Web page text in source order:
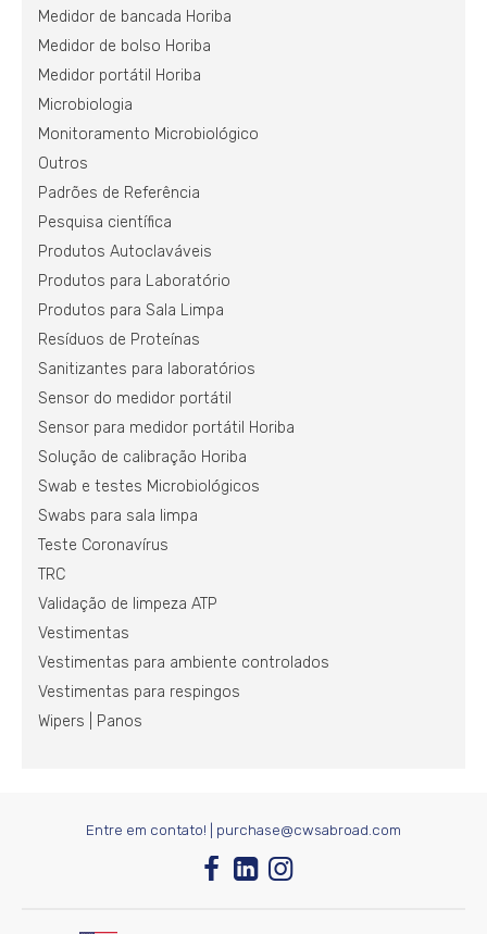
Medidor de bancada Horiba
Medidor de bolso Horiba
Medidor portátil Horiba
Microbiologia
Monitoramento Microbiológico
Outros
Padrões de Referência
Pesquisa científica
Produtos Autoclaváveis
Produtos para Laboratório
Produtos para Sala Limpa
Resíduos de Proteínas
Sanitizantes para laboratórios
Sensor do medidor portátil
Sensor para medidor portátil Horiba
Solução de calibração Horiba
Swab e testes Microbiológicos
Swabs para sala limpa
Teste Coronavírus
TRC
Validação de limpeza ATP
Vestimentas
Vestimentas para ambiente controlados
Vestimentas para respingos
Wipers | Panos
Entre em contato! | purchase@cwsabroad.com